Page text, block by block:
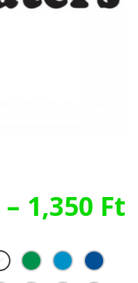
– 1,350 Ft